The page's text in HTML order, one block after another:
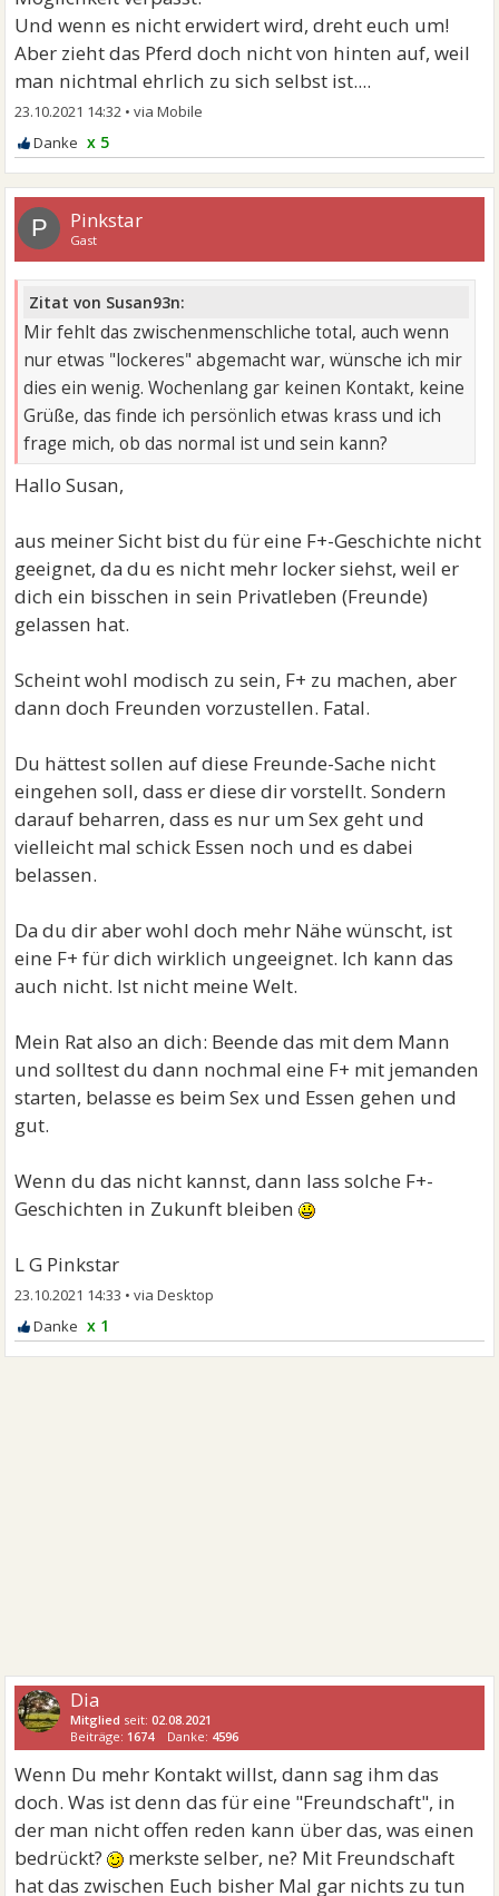
Und wenn es nicht erwidert wird, dreht euch um!
Aber zieht das Pferd doch nicht von hinten auf, weil
man nichtmal ehrlich zu sich selbst ist....
23.10.2021 14:32 •
x 5
P Pinkstar
Gast
Zitat von Susan93n:
Mir fehlt das zwischenmenschliche total, auch wenn
nur etwas "lockeres" abgemacht war, wünsche ich mir
dies ein wenig. Wochenlang gar keinen Kontakt, keine
Grüße, das finde ich persönlich etwas krass und ich
frage mich, ob das normal ist und sein kann?
Hallo Susan,
aus meiner Sicht bist du für eine F+-Geschichte nicht
geeignet, da du es nicht mehr locker siehst, weil er
dich ein bisschen in sein Privatleben (Freunde)
gelassen hat.
Scheint wohl modisch zu sein, F+ zu machen, aber
dann doch Freunden vorzustellen. Fatal.
Du hättest sollen auf diese Freunde-Sache nicht
eingehen soll, dass er diese dir vorstellt. Sondern
darauf beharren, dass es nur um Sex geht und
vielleicht mal schick Essen noch und es dabei
belassen.
Da du dir aber wohl doch mehr Nähe wünscht, ist
eine F+ für dich wirklich ungeeignet. Ich kann das
auch nicht. Ist nicht meine Welt.
Mein Rat also an dich: Beende das mit dem Mann
und solltest du dann nochmal eine F+ mit jemanden
starten, belasse es beim Sex und Essen gehen und
gut.
Wenn du das nicht kannst, dann lass solche F+-
Geschichten in Zukunft bleiben
L G Pinkstar
23.10.2021 14:33 •
x 1
Dia
Mitglied seit:02.08.2021
Beiträge: 1674 Danke: 4596
Wenn Du mehr Kontakt willst, dann sag ihm das
doch. Was ist denn das für eine "Freundschaft", in
der man nicht offen reden kann über das, was einen
bedrückt?
merkste selber, ne? Mit Freundschaft
hat das zwischen Euch bisher Mal gar nichts zu tun